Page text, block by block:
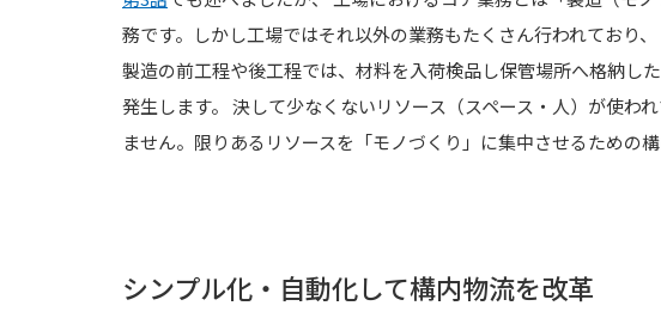
務です。しかし工場ではそれ以外の業務もたくさん行われており
製造の前工程や後工程では、材料を入荷検品し保管場所へ格納し
発生します。 決して少なくないリソース（スペース・人）が使わ
ません。限りあるリソースを「モノづくり」に集中させるための
シンプル化・自動化して構内物流を改革